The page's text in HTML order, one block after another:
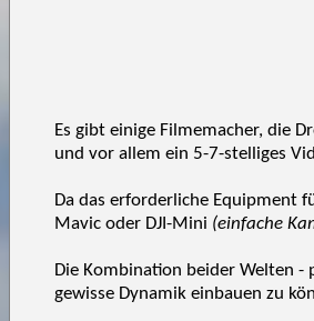
Es gibt einige Filmemacher, die
und vor allem ein 5-7-stelliges
Da das erforderliche Equipment
Mavic oder DJI-Mini (einfache
Die Kombination beider Welten -
gewisse Dynamik einbauen zu